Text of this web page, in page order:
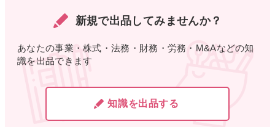
新規で出品してみませんか？
あなたの事業・株式・法務・財務・労務・M&Aなどの知
識を出品できます
知識を出品する